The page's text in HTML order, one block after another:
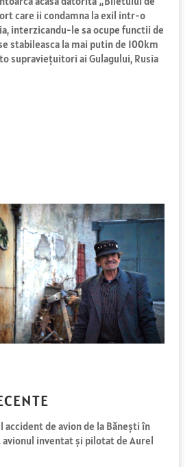
care ii condamna la exil intr-o
interzicandu-le sa ocupe functii de
stabileasca la mai putin de 100km
supraviețuitori ai Gulagului, Rusia
accident de avion de la Bănești în
inventat și pilotat de Aurel